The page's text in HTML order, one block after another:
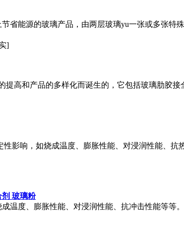
省能源的玻璃产品，由两层玻璃yu一张或多张特
]
高和产品的多样化而诞生的，它包括玻璃肋胶接
影响，如烧成温度、膨胀性能、对浸润性能、抗
玻璃粉
温度、膨胀性能、对浸润性能、抗冲击性能等等